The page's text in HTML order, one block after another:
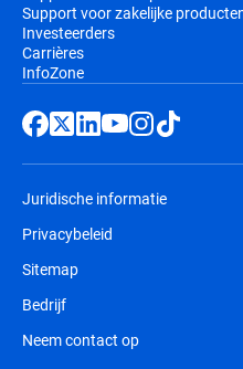
Support voor zakelijke
Investeerders
Carrières
InfoZone
Juridische informatie
Privacybeleid
Sitemap
Bedrijf
Neem contact op